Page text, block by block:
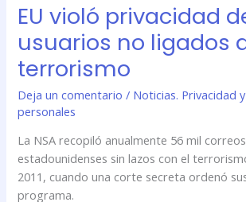
EU violó privacidad
usuarios no ligados
terrorismo
Deja un comentario / Noticias. Privacidad
personales
La NSA recopiló anualmente 56 mil
estadounidenses sin lazos con el
2011, cuando una corte secreta ordenó
programa.